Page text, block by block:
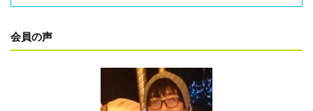
会員の声